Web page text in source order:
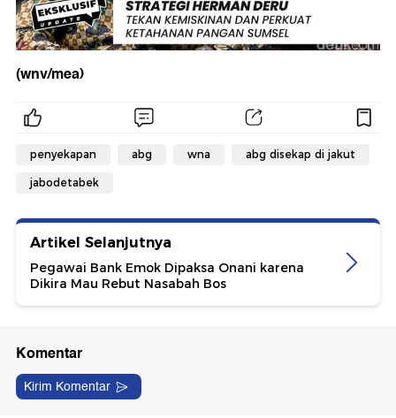
(wnv/mea)
penyekapan abg wna abg disekap di jakut
jabodetabek
Artikel Selanjutnya
Pegawai Bank Emok Dipaksa Onani karena
Dikira Mau Rebut Nasabah Bos